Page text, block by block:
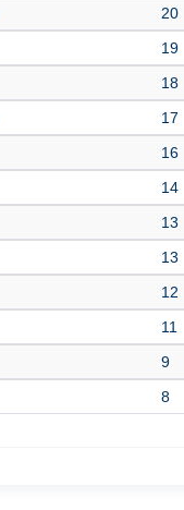
20
19
18
17
16
14
13
13
12
11
9
8